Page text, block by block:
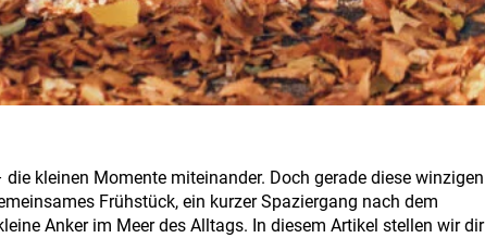
kleinen Momente miteinander. Doch gerade diese winzigen
Frühstück, ein kurzer Spaziergang nach dem
Anker im Meer des Alltags. In diesem Artikel stellen wir dir